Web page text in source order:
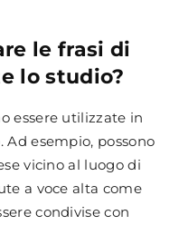
le frasi di
lo studio?
essere utilizzate in
esempio, possono
vicino al luogo di
a voce alta come
condivise con